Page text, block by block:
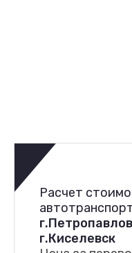
Расчет
г.Киселевск